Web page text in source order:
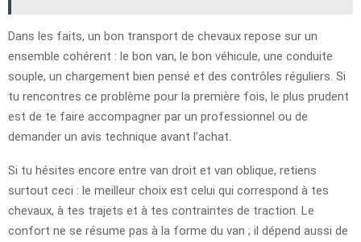
Dans les faits, un bon transport de chevaux repose sur un
ensemble cohérent : le bon van, le bon véhicule, une conduite
souple, un chargement bien pensé et des contrôles réguliers. Si
tu rencontres ce problème pour la première fois, le plus prudent
est de te faire accompagner par un professionnel ou de
demander un avis technique avant l’achat.
Si tu hésites encore entre van droit et van oblique, retiens
surtout ceci : le meilleur choix est celui qui correspond à tes
chevaux, à tes trajets et à tes contraintes de traction. Le
confort ne se résume pas à la forme du van ; il dépend aussi de